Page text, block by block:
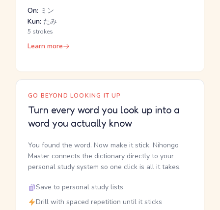
On: ミン
Kun: たみ
5 strokes
Learn more
GO BEYOND LOOKING IT UP
Turn every word you look up into a
word you actually know
You found the word. Now make it stick. Nihongo
Master connects the dictionary directly to your
personal study system so one click is all it takes.
Save to personal study lists
Drill with spaced repetition until it sticks